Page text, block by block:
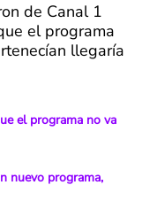
de Canal 1
el programa
llegaría
el programa no va
nuevo programa,